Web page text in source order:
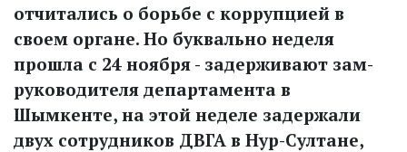
отчитались о борьбе с коррупцией в
своем органе. Но буквально неделя
прошла с 24 ноября - задерживают зам­
руководителя департамента в
Шымкенте, на этой неделе задержали
двух сотрудников ДВГА в Нур-Султане,